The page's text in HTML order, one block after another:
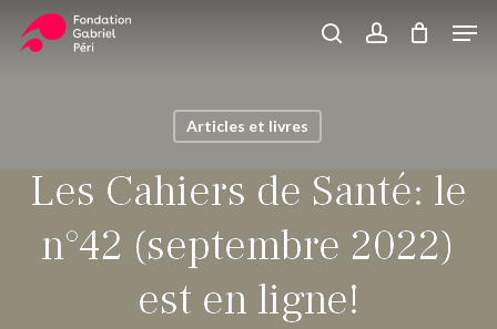
searchaccountClose
Articles et livres
Les Cahiers de Santé: le
n°42 (septembre 2022)
est en ligne!